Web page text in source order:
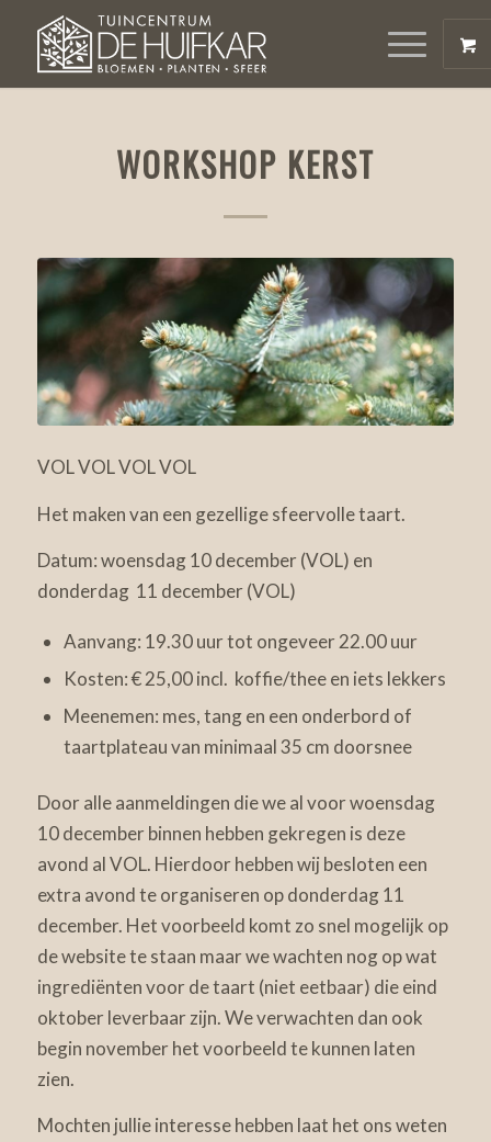
WORKSHOP KERST
VOL VOL VOL VOL
Het maken van een gezellige sfeervolle taart.
Datum: woensdag 10 december (VOL) en
donderdag 11 december (VOL)
Aanvang: 19.30 uur tot ongeveer 22.00 uur
Kosten: € 25,00 incl. koffie/thee en iets lekkers
Meenemen: mes, tang en een onderbord of
taartplateau van minimaal 35 cm doorsnee
Door alle aanmeldingen die we al voor woensdag
10 december binnen hebben gekregen is deze
avond al VOL. Hierdoor hebben wij besloten een
extra avond te organiseren op donderdag 11
december. Het voorbeeld komt zo snel mogelijk op
de website te staan maar we wachten nog op wat
ingrediënten voor de taart (niet eetbaar) die eind
oktober leverbaar zijn. We verwachten dan ook
begin november het voorbeeld te kunnen laten
zien.
Mochten jullie interesse hebben laat het ons weten